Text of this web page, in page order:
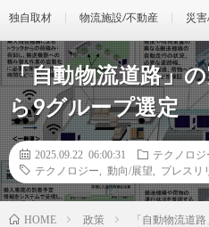
独自取材 物流施設/不動産 災
「自動物流道路」
ら9グループ選定
2025.09.22 06:00:31
テクノロジ
テクノロジー
動向/展望 プレスリ
HOME 政策 「自動物流道